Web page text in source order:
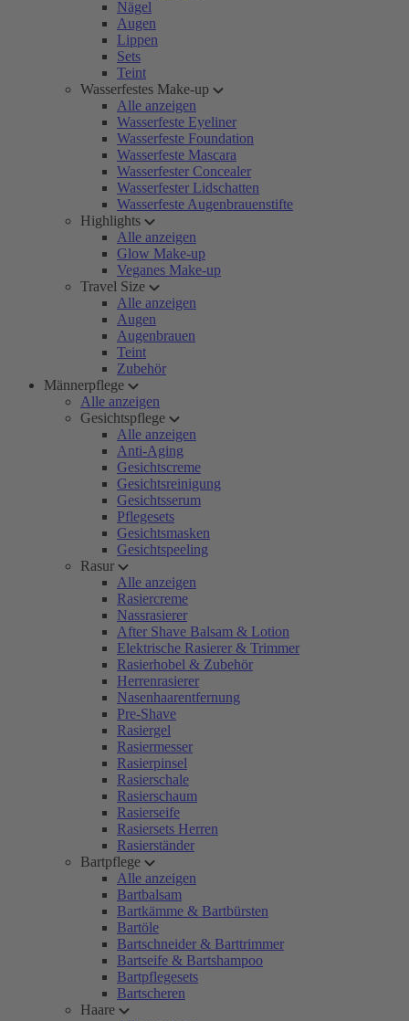
Nägel
Augen
Lippen
Sets
Teint
Wasserfestes Make-up
Alle anzeigen
Wasserfeste Eyeliner
Wasserfeste Foundation
Wasserfeste Mascara
Wasserfester Concealer
Wasserfester Lidschatten
Wasserfeste Augenbrauenstifte
Highlights
Alle anzeigen
Glow Make-up
Veganes Make-up
Travel Size
Alle anzeigen
Augen
Augenbrauen
Teint
Zubehör
Männerpflege
Alle anzeigen
Gesichtspflege
Alle anzeigen
Anti-Aging
Gesichtscreme
Gesichtsreinigung
Gesichtsserum
Pflegesets
Gesichtsmasken
Gesichtspeeling
Rasur
Alle anzeigen
Rasiercreme
Nassrasierer
After Shave Balsam & Lotion
Elektrische Rasierer & Trimmer
Rasierhobel & Zubehör
Herrenrasierer
Nasenhaarentfernung
Pre-Shave
Rasiergel
Rasiermesser
Rasierpinsel
Rasierschale
Rasierschaum
Rasierseife
Rasiersets Herren
Rasierständer
Bartpflege
Alle anzeigen
Bartbalsam
Bartkämme & Bartbürsten
Bartöle
Bartschneider & Barttrimmer
Bartseife & Bartshampoo
Bartpflegesets
Bartscheren
Haare